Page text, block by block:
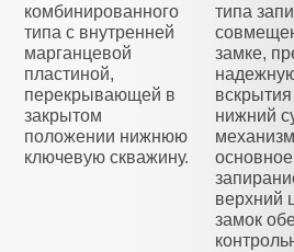
комбинированного
типа с внутренней
марганцевой
пластиной,
перекрывающей в
закрытом
положении нижнюю
ключевую скважину.
типа
замке,
нижний
верхний
замок